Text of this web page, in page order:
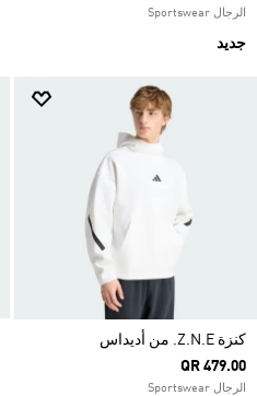
الرجال Sportswear
جديد
كنزة Z.N.E. من أديداس
QR 479.00
الرجال Sportswear